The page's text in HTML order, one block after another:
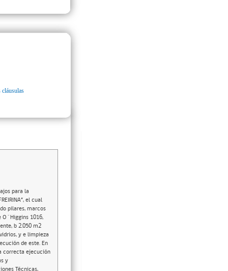
para la
el cual
pilares, marcos
1016,
b 2.050 m2
y e limpieza
de este. En
correcta ejecución
y
Técnicas,